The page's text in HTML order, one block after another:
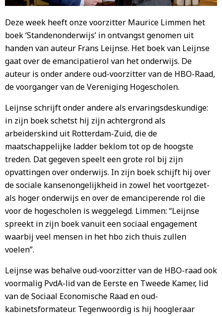
Deze week heeft onze voorzitter Maurice Limmen het
boek ‘Standenonderwijs’ in ontvangst genomen uit
handen van auteur Frans Leijnse. Het boek van Leijnse
gaat over de emancipatierol van het onderwijs. De
auteur is onder andere oud-voorzitter van de HBO-Raad,
de voorganger van de Vereniging Hogescholen.
Leijnse schrijft onder andere als ervaringsdeskundige:
in zijn boek schetst hij zijn achtergrond als
arbeiderskind uit Rotterdam-Zuid, die de
maatschappelijke ladder beklom tot op de hoogste
treden. Dat gegeven speelt een grote rol bij zijn
opvattingen over onderwijs. In zijn boek schijft hij over
de sociale kansenongelijkheid in zowel het voortgezet-
als hoger onderwijs en over de emanciperende rol die
voor de hogescholen is weggelegd. Limmen: “Leijnse
spreekt in zijn boek vanuit een sociaal engagement
waarbij veel mensen in het hbo zich thuis zullen
voelen”.
Leijnse was behalve oud-voorzitter van de HBO-raad ook
voormalig PvdA-lid van de Eerste en Tweede Kamer, lid
van de Sociaal Economische Raad en oud-
kabinetsformateur. Tegenwoordig is hij hoogleraar